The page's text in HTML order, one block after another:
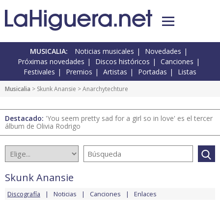
MUSICALIA: Noticias musicales
Novedades
Próximas novedades
Discos históricos
Canciones
Festivales
Premios Artistas Portadas Listas
Musicalia > Skunk Anansie > Anarchytechture
Destacado: 'You seem pretty sad for a girl so in love' es el tercer
álbum de Olivia Rodrigo
Skunk Anansie
Discografía Noticias Canciones Enlaces